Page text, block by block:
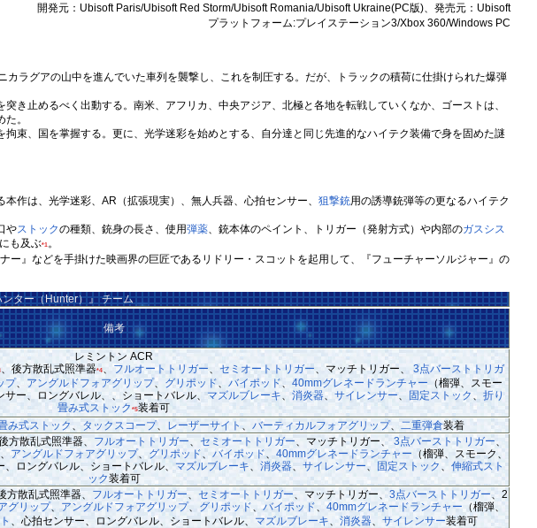
開発元：Ubisoft Paris/Ubisoft Red Storm/Ubisoft Romania/Ubisoft Ukraine(PC版)、発売元：Ubisoft
プラットフォーム:プレイステーション3/Xbox 360/Windows PC
ラグアの山中を進んでいた車列を襲撃し、これを制圧する。だが、トラックの積荷に仕掛けられた爆弾
止めるべく出動する。南米、アフリカ、中央アジア、北極と各地を転戦していくなか、ゴーストは、
。
束、国を掌握する。更に、光学迷彩を始めとする、自分達と同じ先進的なハイテク装備で身を固めた謎
作は、光学迷彩、AR（拡張現実）、無人兵器、心拍センサー、 狙撃銃用の誘導銃弾等の更なるハイテク
やストックの種類、銃身の長さ、使用弾薬、銃本体のペイント、トリガー（発射方式）や内部のガスシス
も及ぶ*1。
ー』などを手掛けた映画界の巨匠であるリドリー・スコットを起用して、『フューチャーソルジャー』の
ター（Hunter）』 チーム
備考
レミントン ACR
、後方散乱式照準器*4、フルオートトリガー、セミオートトリガー、マッチトリガー、3点バーストトリガ
プ、 アングルドフォアグリップ、 グリポッド、 バイポッド、 40mmグレネードランチャー（榴弾、スモー
サー、ロングバレル、、ショートバレル、マズルブレーキ、消炎器、サイレンサー、 固定ストック 、折り
畳み式ストック*5装着可
み式ストック 、 タックスコープ、 レーザーサイト、 バーティカルフォアグリップ、 二重弾倉装着
方散乱式照準器、 フルオートトリガー、 セミオートトリガー、マッチトリガー、3点バーストトリガー、
、アングルドフォアグリップ、 グリポッド、 バイポッド、40mmグレネードランチャー （榴弾、スモーク、
、ロングバレル、ショートバレル、マズルブレーキ、消炎器、サイレンサー、 固定ストック 、伸縮式スト
ック装着可
方散乱式照準器、 フルオートトリガー、 セミオートトリガー、マッチトリガー、3点バーストトリガー、2
グリップ、アングルドフォアグリップ、 グリポッド、バイポッド、40mmグレネードランチャー （榴弾、
、心拍センサー、ロングバレル、ショートバレル、 マズルブレーキ、消炎器、サイレンサー装着可